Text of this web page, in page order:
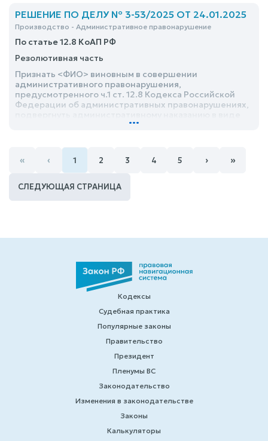
РЕШЕНИЕ ПО ДЕЛУ № 3-53/2025 ОТ 24.01.2025
Производство - Административное правонарушение
По статье 12.8 КоАП РФ
Резолютивная часть
Признать <ФИО> виновным в совершении
административного правонарушения,
предусмотренного ч.1 ст. 12.8 Кодекса Российской
Федерации об административных правонарушениях,
административного штрафа в размере 45 000 (сорок
транспортными средствами на срок 1 (один) год 6
(шесть) месяцев
...
« ‹ 1 2 3 4 5 › »
СЛЕДУЮЩАЯ СТРАНИЦА
Кодексы
Судебная практика
Популярные законы
Правительство
Президент
Пленумы ВС
Законодательство
Изменения в законодательстве
Законы
Калькуляторы